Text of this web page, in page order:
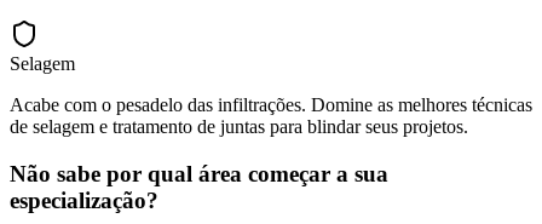
Selagem
Acabe com o pesadelo das infiltrações. Domine as melhores técnicas
de selagem e tratamento de juntas para blindar seus projetos.
Não sabe por qual área começar a sua
especialização?